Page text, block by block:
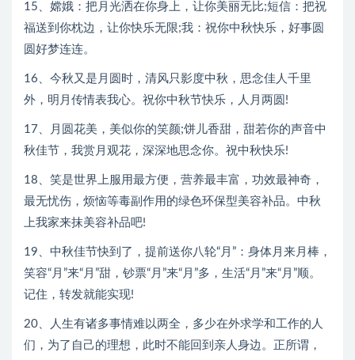
15、嫦娥：把月光洒在你身上，让你美丽无比;短信：把祝
福送到你枕边，让你快乐无限;我：祝你中秋快乐，好事圆
圆好梦连连。
16、今秋又是月圆时，清风只影度中秋，思念佳人千里
外，明月传情表我心。祝你中秋节快乐，人月两圆!
17、月圆花美，美似你的笑颜;饼儿香甜，甜若你的声音中
秋佳节，我赏月观花，深深地思念你。祝中秋快乐!
18、笑是世界上服用最方便，营养最丰富，功效最神奇，
最无忧伤，烦恼等毒副作用的绿色环保型美容补品。中秋
上我家来抹美容补品吧!
19、中秋佳节快到了，提前送你八轮“月”：身体月来月棒，
笑容“月”来“月”甜，钞票“月”来“月”多，生活“月”来“月”顺。
记住，转发就能实现!
20、人生有诸多事情难以两全，多少在外求学和工作的人
们，为了自己的理想，此时不能回到亲人身边。正所谓，